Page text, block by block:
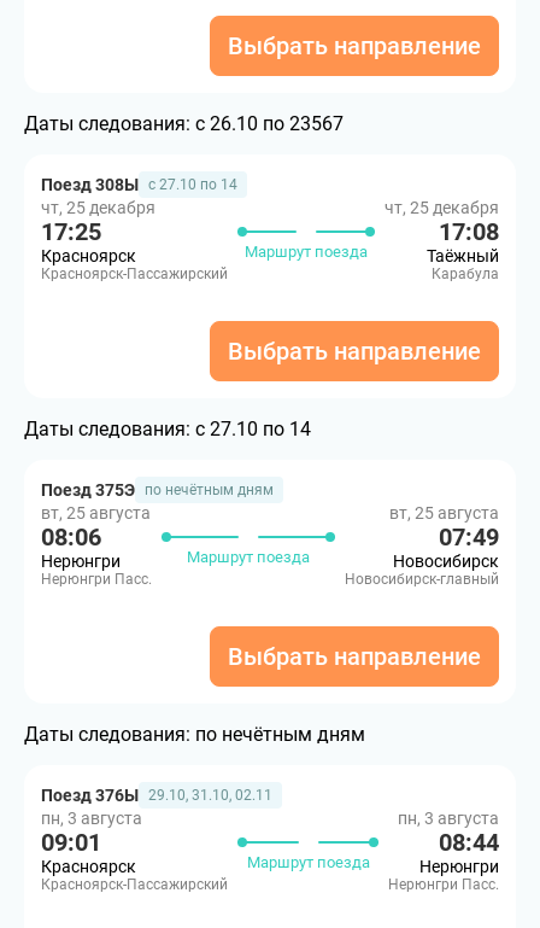
Выбрать направление
Даты следования: с 26.10 по 23567
Поезд 308Ы с 27.10 по 14
чт, 25 декабря
17:25
Красноярск
Красноярск-Пассажирский
Маршрут поезда
чт, 25 декабря
17:08
Таёжный
Карабула
Выбрать направление
Даты следования: с 27.10 по 14
Поезд 375Э по нечётным дням
вт, 25 августа
08:06
Нерюнгри
Нерюнгри Пасс.
Маршрут поезда
вт, 25 августа
07:49
Новосибирск
Новосибирск-главный
Выбрать направление
Даты следования: по нечётным дням
Поезд 376Ы 29.10, 31.10, 02.11
пн, 3 августа
09:01
Красноярск
Красноярск-Пассажирский
Маршрут поезда
пн, 3 августа
08:44
Нерюнгри
Нерюнгри Пасс.